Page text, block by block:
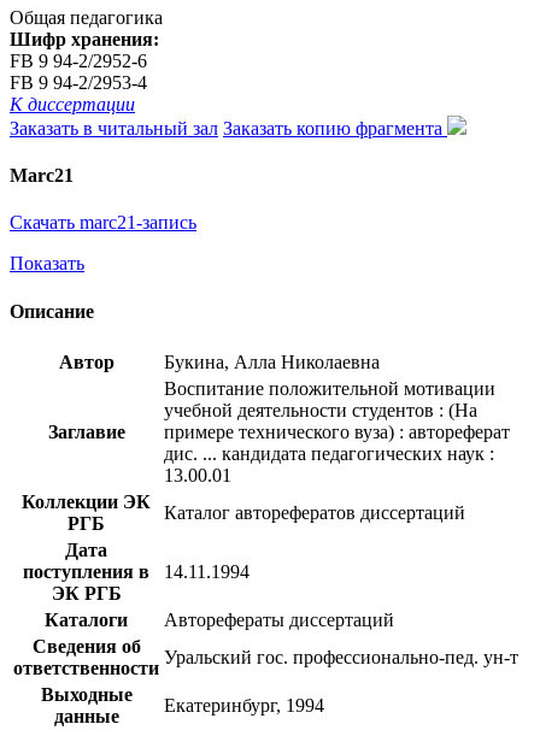
Общая педагогика
Шифр хранения:
FB 9 94-2/2952-6
FB 9 94-2/2953-4
К диссертации
Заказать в читальный зал Заказать копию фрагмента
Marc21
Скачать marc21-запись
Показать
Описание
Автор Букина, Алла Николаевна
Заглавие
Воспитание положительной мотивации
учебной деятельности студентов : (На
примере технического вуза) : автореферат
дис. ... кандидата педагогических наук :
13.00.01
Коллекции ЭК
РГБ
Каталог авторефератов диссертаций
Дата
поступления в
ЭК РГБ
14.11.1994
Каталоги
Авторефераты диссертаций
Сведения об
ответственности
Уральский гос. профессионально-пед. ун-т
Выходные
данные
Екатеринбург, 1994